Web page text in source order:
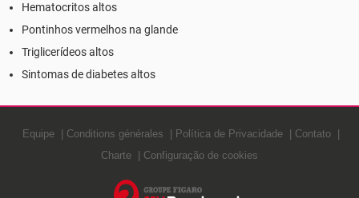
Hematocritos altos
Pontinhos vermelhos na glande
Triglicerídeos altos
Sintomas de diabetes altos
Equipe Conditions générales Política de Privacidade
Contato
Charte
Configuração de cookies